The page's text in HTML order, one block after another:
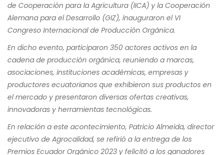
de Cooperación para la Agricultura (IICA) y la Cooperación
Alemana para el Desarrollo (GIZ), inauguraron el VI
Congreso Internacional de Producción Orgánica.
En dicho evento, participaron 350 actores activos en la
cadena de producción orgánica, reuniendo a marcas,
asociaciones, instituciones académicas, empresas y
productores ecuatorianos que exhibieron sus productos en
el mercado y presentaron diversas ofertas creativas,
innovadoras y herramientas tecnológicas.
En relación a este acontecimiento, Patricio Almeida, director
ejecutivo de Agrocalidad, se refirió a la entrega de los
Premios Ecuador Orgánico 2023 y felicitó a los ganadores